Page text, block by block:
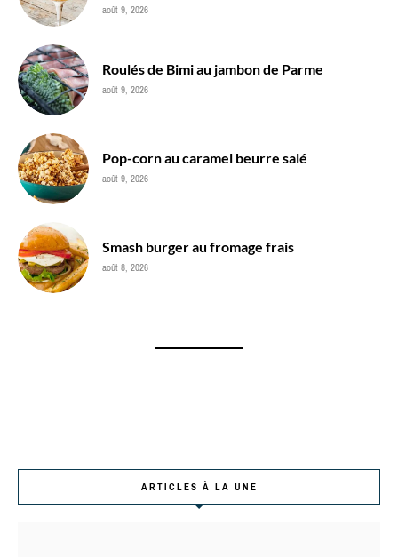
août 9, 2026
Roulés de Bimi au jambon de Parme
août 9, 2026
Pop-corn au caramel beurre salé
août 9, 2026
Smash burger au fromage frais
août 8, 2026
ARTICLES À LA UNE